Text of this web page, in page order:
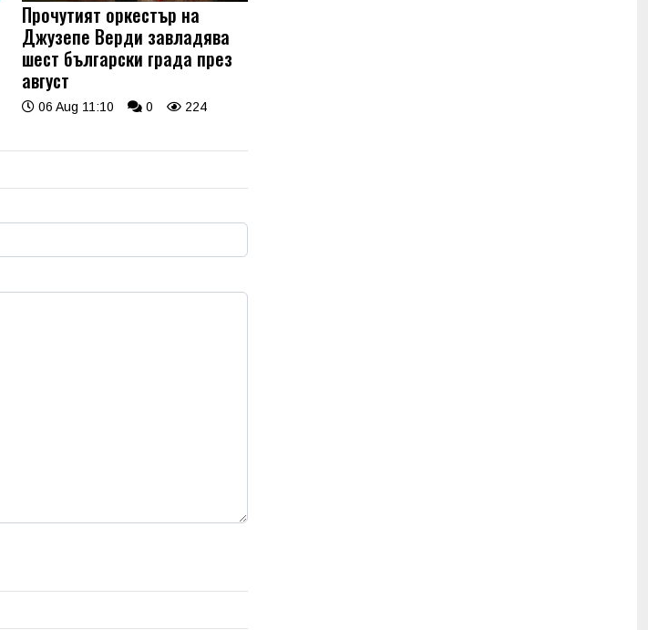
Прочутият оркестър на
Джузепе Верди завладява
шест български града през
август
06 Aug 11:10 0 224